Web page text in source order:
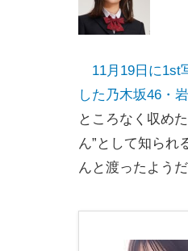
11月19日に1st
した乃木坂46・
ところなく収め
ん”として知られ
んと渡ったようだ